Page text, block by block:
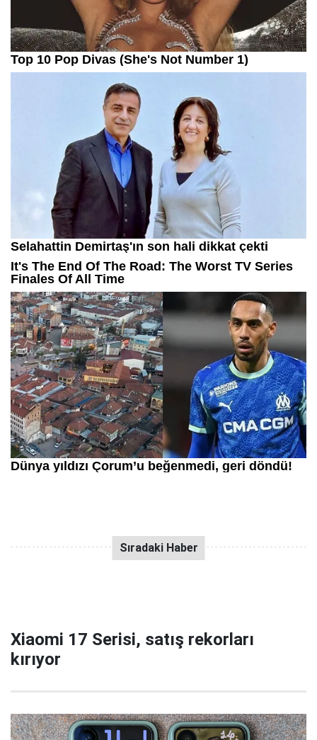
Xiaomi 17 Serisi, satış rekorları
kırıyor